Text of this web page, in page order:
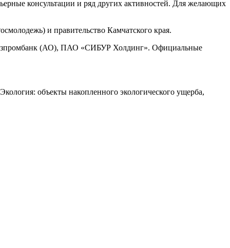
консультации и ряд других активностей. Для желающих
и правительство Камчатского края.
(АО), ПАО «СИБУР Холдинг». Официальные
объекты накопленного экологического ущерба,